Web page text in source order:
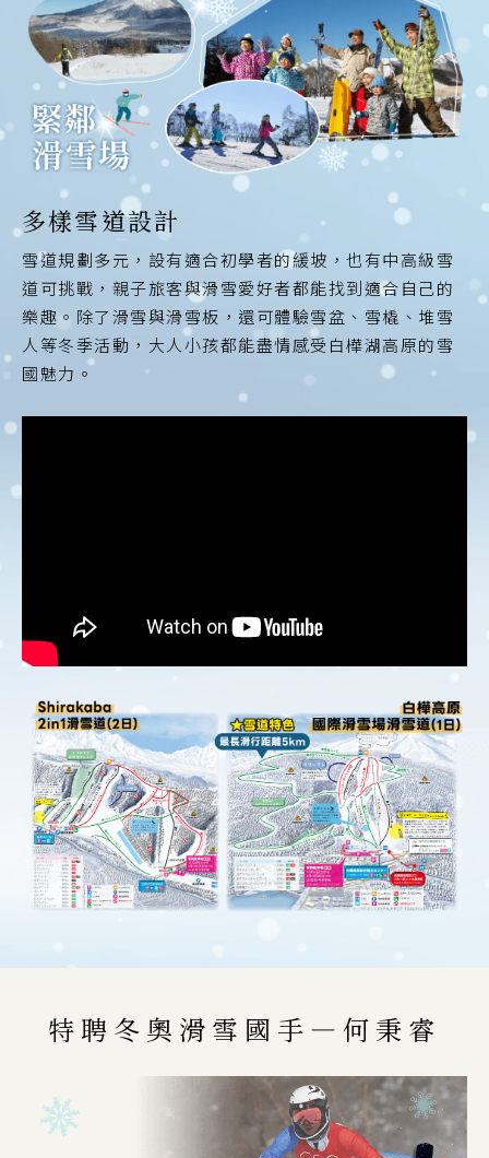
多樣雪道設計
雪道規劃多元，設有適合初學者的緩坡，也有中高級雪
道可挑戰，親子旅客與滑雪愛好者都能找到適合自己的
樂趣。除了滑雪與滑雪板，還可體驗雪盆、雪橇、堆雪
人等冬季活動，大人小孩都能盡情感受白樺湖高原的雪
國魅力。
特聘冬奧滑雪國手—何秉睿